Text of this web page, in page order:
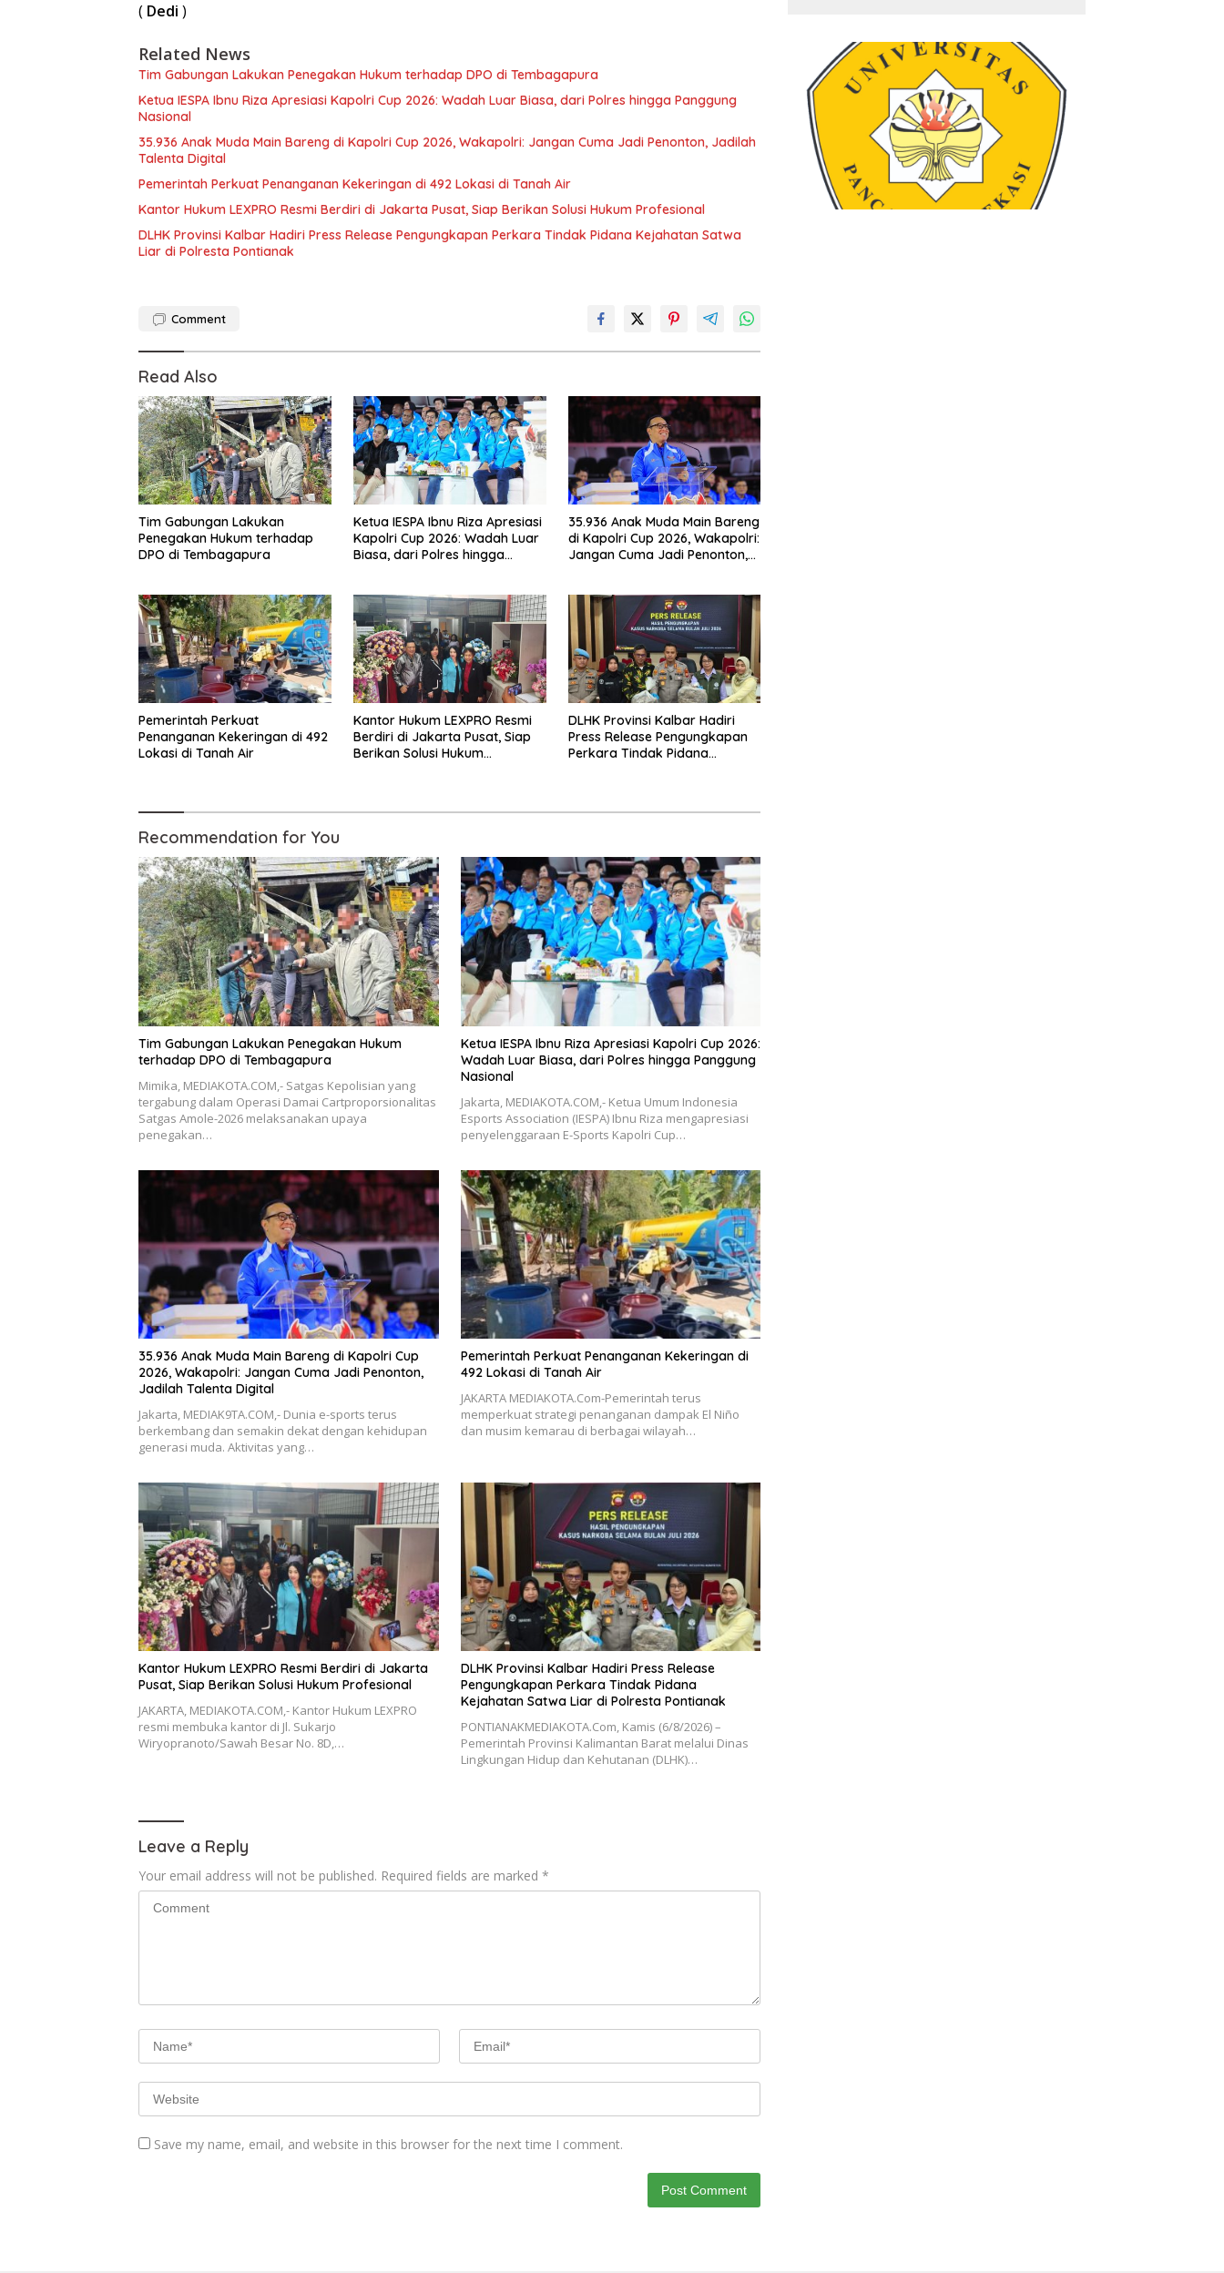
( Dedi )
Related News
Tim Gabungan Lakukan Penegakan Hukum terhadap DPO di Tembagapura
Ketua IESPA Ibnu Riza Apresiasi Kapolri Cup 2026: Wadah Luar Biasa, dari Polres hingga Panggung
Nasional
35.936 Anak Muda Main Bareng di Kapolri Cup 2026, Wakapolri: Jangan Cuma Jadi Penonton, Jadilah
Talenta Digital
Pemerintah Perkuat Penanganan Kekeringan di 492 Lokasi di Tanah Air
Kantor Hukum LEXPRO Resmi Berdiri di Jakarta Pusat, Siap Berikan Solusi Hukum Profesional
DLHK Provinsi Kalbar Hadiri Press Release Pengungkapan Perkara Tindak Pidana Kejahatan Satwa
Liar di Polresta Pontianak
Comment
Read Also
Tim Gabungan Lakukan
Penegakan Hukum terhadap
DPO di Tembagapura
Ketua IESPA Ibnu Riza Apresiasi
Kapolri Cup 2026: Wadah Luar
Biasa, dari Polres hingga
35.936 Anak Muda Main Bareng
di Kapolri Cup 2026, Wakapolri:
Jangan Cuma Jadi Penonton,
Pemerintah Perkuat
Penanganan Kekeringan di 492
Lokasi di Tanah Air
Kantor Hukum LEXPRO Resmi
Berdiri di Jakarta Pusat, Siap
Berikan Solusi Hukum
DLHK Provinsi Kalbar Hadiri
Press Release Pengungkapan
Perkara Tindak Pidana
Recommendation for You
Tim Gabungan Lakukan Penegakan Hukum
terhadap DPO di Tembagapura
Mimika, MEDIAKOTA.COM,- Satgas Kepolisian yang
tergabung dalam Operasi Damai Cartproporsionalitas
Satgas Amole-2026 melaksanakan upaya
penegakan…
Ketua IESPA Ibnu Riza Apresiasi Kapolri Cup 2026:
Wadah Luar Biasa, dari Polres hingga Panggung
Nasional
Jakarta, MEDIAKOTA.COM,- Ketua Umum Indonesia
Esports Association (IESPA) Ibnu Riza mengapresiasi
penyelenggaraan E-Sports Kapolri Cup…
35.936 Anak Muda Main Bareng di Kapolri Cup
2026, Wakapolri: Jangan Cuma Jadi Penonton,
Jadilah Talenta Digital
Jakarta, MEDIAK9TA.COM,- Dunia e-sports terus
berkembang dan semakin dekat dengan kehidupan
generasi muda. Aktivitas yang…
Pemerintah Perkuat Penanganan Kekeringan di
492 Lokasi di Tanah Air
JAKARTA MEDIAKOTA.Com-Pemerintah terus
memperkuat strategi penanganan dampak El Niño
dan musim kemarau di berbagai wilayah…
Kantor Hukum LEXPRO Resmi Berdiri di Jakarta
Pusat, Siap Berikan Solusi Hukum Profesional
JAKARTA, MEDIAKOTA.COM,- Kantor Hukum LEXPRO
resmi membuka kantor di Jl. Sukarjo
Wiryopranoto/Sawah Besar No. 8D,…
DLHK Provinsi Kalbar Hadiri Press Release
Pengungkapan Perkara Tindak Pidana
Kejahatan Satwa Liar di Polresta Pontianak
PONTIANAKMEDIAKOTA.Com, Kamis (6/8/2026) –
Pemerintah Provinsi Kalimantan Barat melalui Dinas
Lingkungan Hidup dan Kehutanan (DLHK)…
Leave a Reply
Your email address will not be published. Required fields are marked *
Save my name, email, and website in this browser for the next time I comment.